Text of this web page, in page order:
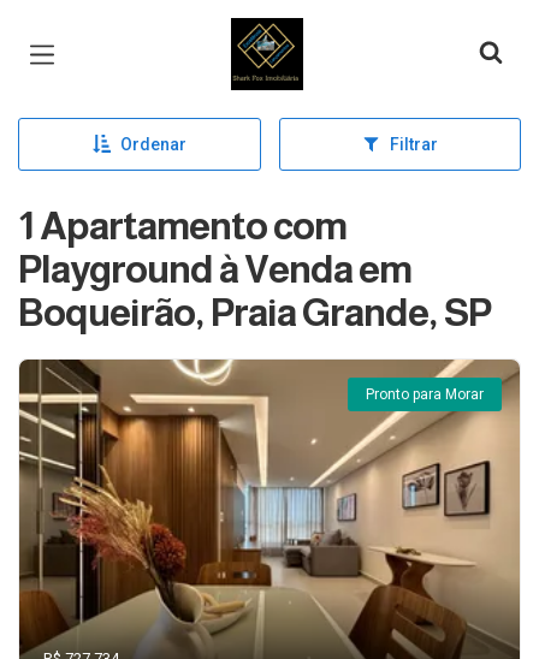
Página inicial
Ordenar Filtrar
1 Apartamento com
Playground à Venda em
Boqueirão, Praia Grande, SP
Pronto para Morar